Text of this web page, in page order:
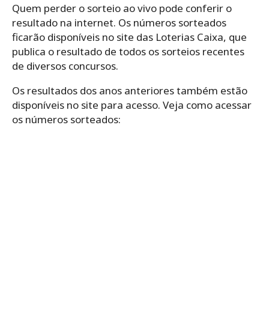
Quem perder o sorteio ao vivo pode conferir o
resultado na internet. Os números sorteados
ficarão disponíveis no site das Loterias Caixa, que
publica o resultado de todos os sorteios recentes
de diversos concursos.
Os resultados dos anos anteriores também estão
disponíveis no site para acesso. Veja como acessar
os números sorteados: